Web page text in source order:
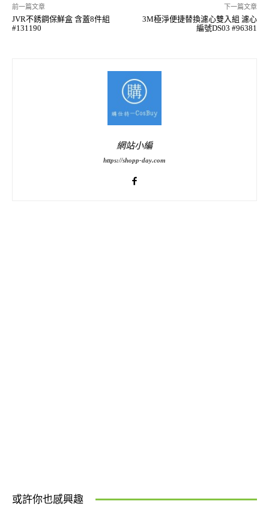
前一篇文章
JVR不銹鋼保鮮盒 含蓋8件組
#131190
下一篇文章
3M極淨便捷替換濾心雙入組 濾心
編號DS03 #96381
網站小編
https://shopp-day.com
或許你也感興趣